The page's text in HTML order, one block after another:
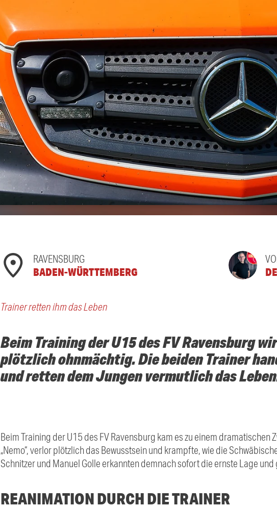
RAVENSBURG
BADEN-WÜRTTEMBERG
Trainer retten ihm das Leben
Beim Training der U15 des FV Ravensburg
plötzlich ohnmächtig. Die beiden Trainer
und retten dem Jungen vermutlich das
Beim Training der U15 des FV Ravensburg kam es zu einem
„Nemo“, verlor plötzlich das Bewusstsein und krampfte, wie die
Schnitzer und Manuel Golle erkannten demnach sofort die ernste Lage und
REANIMATION DURCH DIE TRAINER